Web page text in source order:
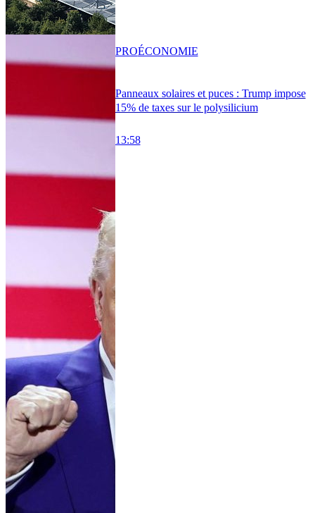
Panneaux solaires et puces : Trump impose
15% de taxes sur le polysilicium
13:58
PROÉCONOMIE